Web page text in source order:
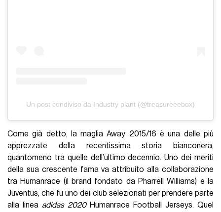
Un post condiviso da Industry plant (@treasureeebox)
Come già detto, la maglia Away 2015/16 è una delle più
apprezzate della recentissima storia bianconera,
quantomeno tra quelle dell’ultimo decennio. Uno dei meriti
della sua crescente fama va attribuito alla collaborazione
tra Humanrace (il brand fondato da Pharrell Williams) e la
Juventus, che fu uno dei club selezionati per prendere parte
alla lineaadidas 2020 Humanrace Football Jerseys. Quel